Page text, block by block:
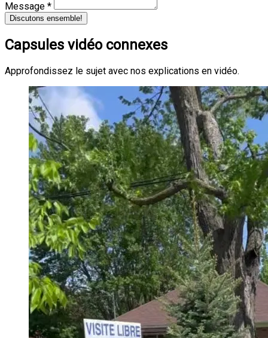
Message *
Discutons ensemble!
Capsules vidéo connexes
Approfondissez le sujet avec nos explications en vidéo.